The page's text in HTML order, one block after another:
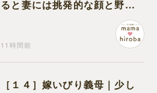
ると妻には挑発的な顔と野太
11時間前
［１４］嫁いびり義母｜少し